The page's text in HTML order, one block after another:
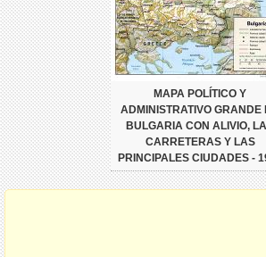
MAPA POLÍTICO Y
ADMINISTRATIVO GRANDE
BULGARIA CON ALIVIO,
CARRETERAS Y LAS
PRINCIPALES CIUDADES -